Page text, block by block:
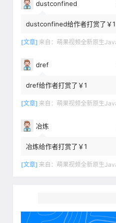
dustconfined
dustconfined给作者打赏了￥1
[文章] 来自： 萌果视频全新原生Java影视源码App
dref
dref给作者打赏了￥1
[文章] 来自： 萌果视频全新原生Java影视源码App
冶炼
冶炼给作者打赏了￥1
[文章] 来自： 萌果视频全新原生Java影视源码App